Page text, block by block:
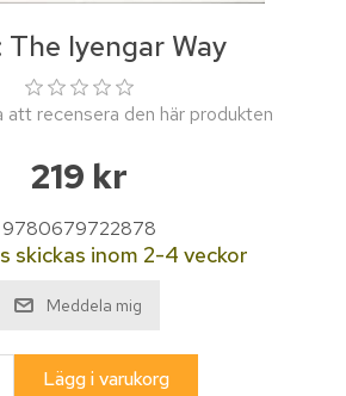
The Iyengar Way
att recensera den här produkten
219 kr
9780679722878
skickas inom 2-4 veckor